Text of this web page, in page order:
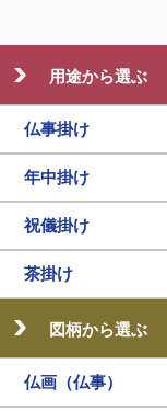
用途から選ぶ
仏事掛け
年中掛け
祝儀掛け
茶掛け
図柄から選ぶ
仏画（仏事）